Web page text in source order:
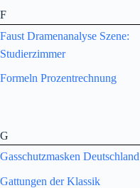
F
Faust Dramenanalyse Szene:
Studierzimmer
Formeln Prozentrechnung
G
Gasschutzmasken Deutschland
Gattungen der Klassik